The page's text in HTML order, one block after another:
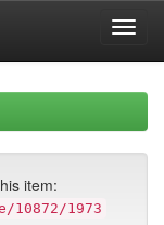
item:
1973